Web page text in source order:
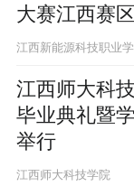
大赛江西赛
绩斐然
江西新能源科技职业
江西师大科
毕业典礼暨
举行
江西师大科技学院